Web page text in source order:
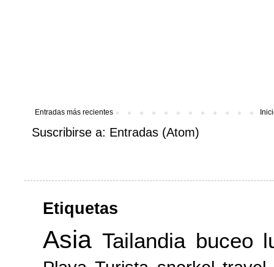
Entradas más recientes
Suscribirse a: Entradas (Atom)
Etiquetas
Asia Tailandia buceo